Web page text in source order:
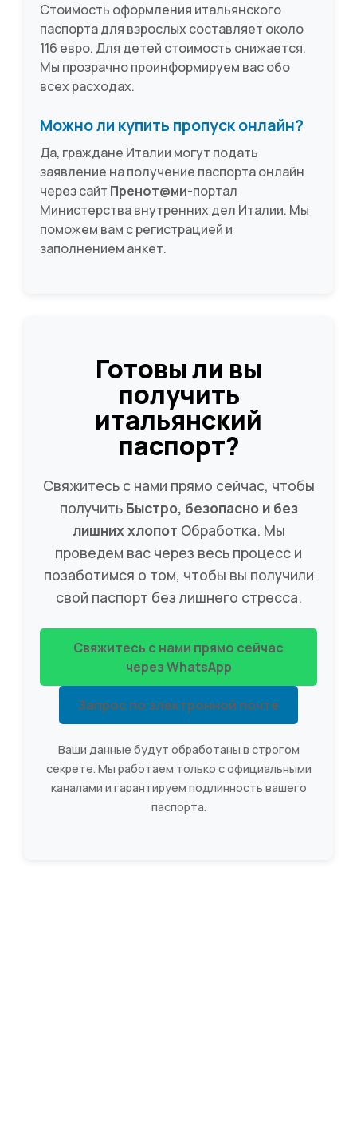
Стоимость оформления итальянского
паспорта для взрослых составляет около
116 евро. Для детей стоимость снижается.
Мы прозрачно проинформируем вас обо
всех расходах.
Можно ли купить пропуск онлайн?
Да, граждане Италии могут подать
заявление на получение паспорта онлайн
через сайт Пренот@ми-портал
Министерства внутренних дел Италии. Мы
поможем вам с регистрацией и
заполнением анкет.
Готовы ли вы
получить
итальянский
паспорт?
Свяжитесь с нами прямо сейчас, чтобы
получить Быстро, безопасно и без
лишних хлопот Обработка. Мы
проведем вас через весь процесс и
позаботимся о том, чтобы вы получили
свой паспорт без лишнего стресса.
Свяжитесь с нами прямо сейчас
через WhatsApp
Запрос по электронной почте
Ваши данные будут обработаны в строгом
секрете. Мы работаем только с официальными
каналами и гарантируем подлинность вашего
паспорта.